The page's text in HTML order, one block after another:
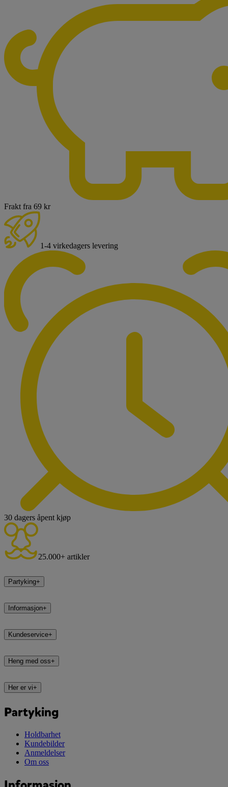
Frakt fra 69 kr
1-4 virkedagers levering
30 dagers åpent kjøp
25.000+ artikler
Partyking+
Informasjon+
Kundeservice+
Heng med oss+
Her er vi+
Partyking
Holdbarhet
Kundebilder
Anmeldelser
Om oss